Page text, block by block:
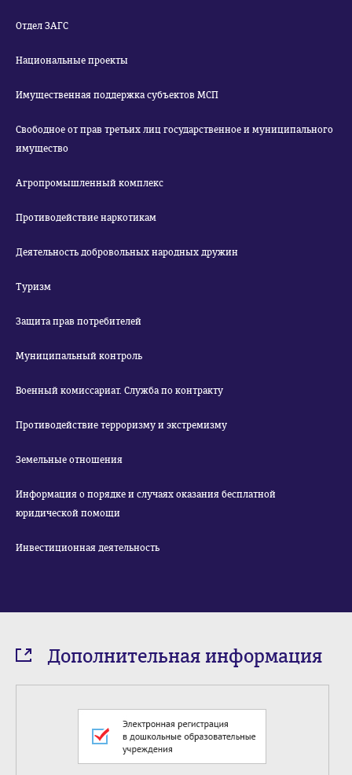
Отдел ЗАГС
Национальные проекты
Имущественная поддержка субъектов МСП
Свободное от прав третьих лиц государственное и муниципального
имущество
Агропромышленный комплекс
Противодействие наркотикам
Деятельность добровольных народных дружин
Туризм
Защита прав потребителей
Муниципальный контроль
Военный комиссариат. Служба по контракту
Противодействие терроризму и экстремизму
Земельные отношения
Информация о порядке и случаях оказания бесплатной
юридической помощи
Инвестиционная деятельность
Дополнительная информация